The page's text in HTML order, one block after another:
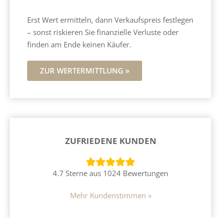
Erst Wert ermitteln, dann Verkaufspreis festlegen
– sonst riskieren Sie finanzielle Verluste oder
finden am Ende keinen Käufer.
ZUR WERTERMITTLUNG »
ZUFRIEDENE KUNDEN
4.7 Sterne aus 1024 Bewertungen
Mehr Kundenstimmen »